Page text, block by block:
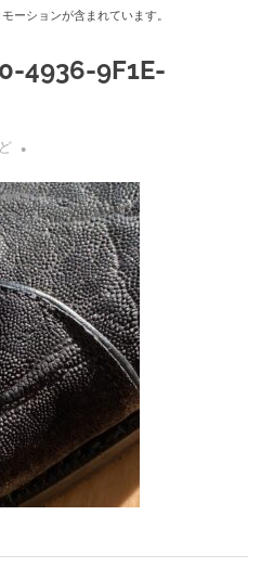
ーションが含まれています。
4936-9F1E-